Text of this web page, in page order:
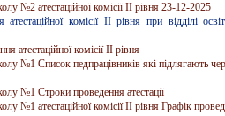
№2 атестаційної комісії ІІ рівня 23-12-2025
атестаційної комісії ІІ рівня при відділі
атестаційної комісії ІІ рівня
№1 Список педпрацівників які підлягають
№1 Строки проведення атестації
№1 атестаційної комісії ІІ рівня Графік